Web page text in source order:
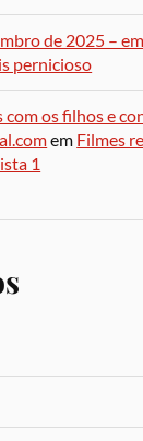
de 2025 –
pernicioso
com os filhos e
em Filmes
1